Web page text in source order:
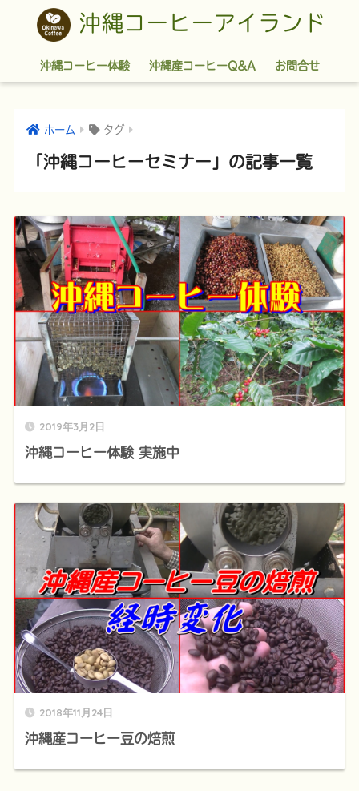
沖縄コーヒーアイランド
沖縄コーヒー体験 沖縄産コーヒーQ&A お問合せ
ホーム タグ
「沖縄コーヒーセミナー」の記事一覧
2019年3月2日
沖縄コーヒー体験 実施中
2018年11月24日
沖縄産コーヒー豆の焙煎